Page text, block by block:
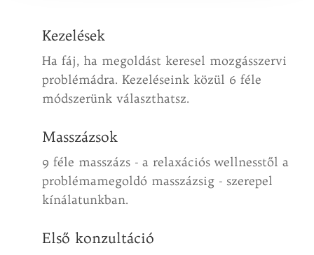
Kezelések
Ha fáj, ha megoldást keresel mozgásszervi
problémádra. Kezeléseink közül 6 féle
módszerünk választhatsz.
Masszázsok
9 féle masszázs - a relaxációs wellnesstől a
problémamegoldó masszázsig - szerepel
kínálatunkban.
Első konzultáció